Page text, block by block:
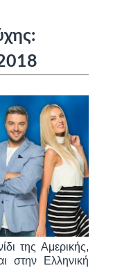
της Αμερικής,
στην Ελληνική